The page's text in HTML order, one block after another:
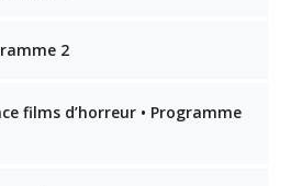
2
films d’horreur • Programme